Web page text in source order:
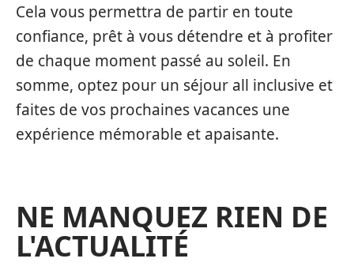
Cela vous permettra de partir en toute
confiance, prêt à vous détendre et à profiter
de chaque moment passé au soleil. En
somme, optez pour un séjour all inclusive et
faites de vos prochaines vacances une
expérience mémorable et apaisante.
NE MANQUEZ RIEN DE
L'ACTUALITÉ